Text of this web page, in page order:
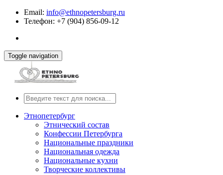
Email: info@ethnopetersburg.ru
Телефон: +7 (904) 856-09-12
Toggle navigation
Этнопетербург
Этнический состав
Конфессии Петербурга
Национальные праздники
Национальная одежда
Национальные кухни
Творческие коллективы